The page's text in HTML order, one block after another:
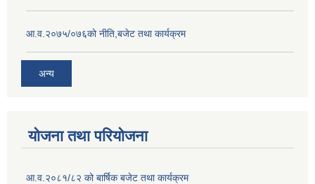
आ.व.२०७५/०७६को नीति,बजेट तथा कार्यक्रम
अन्य
योजना तथा परियोजना
आ.व.२०८१/८२ को बार्षिक बजेट तथा कार्यक्रम